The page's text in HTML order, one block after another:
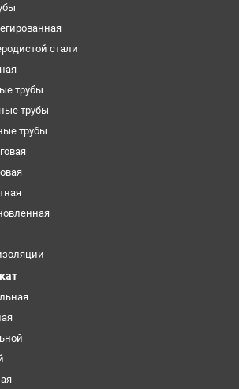
стали
трубы
трубы
трубы